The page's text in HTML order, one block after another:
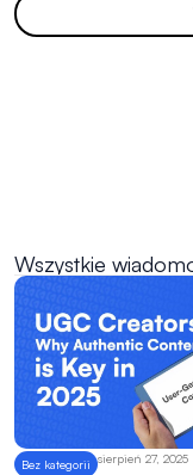
Wszystkie
Bez kategorii sierpień 27, 2025